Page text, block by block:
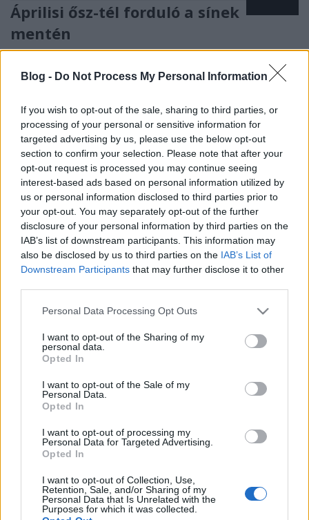
Blog - Do Not Process My Personal Information
If you wish to opt-out of the sale, sharing to third parties, or
processing of your personal or sensitive information for
targeted advertising by us, please use the below opt-out
section to confirm your selection. Please note that after your
opt-out request is processed you may continue seeing
interest-based ads based on personal information utilized by
us or personal information disclosed to third parties prior to
your opt-out. You may separately opt-out of the further
disclosure of your personal information by third parties on the
IAB’s list of downstream participants. This information may
also be disclosed by us to third parties on the IAB’s List of
Downstream Participants that may further disclose it to other
Please note that this website/app uses one or more Google
not limited to your visit or usage behaviour. You may click to
grant or deny consent to Google and its third-party tags to
use your data for below specified purposes in below Google
consent section.
Personal Data Processing Opt Outs
I want to opt-out of the Sharing of my
personal data.
Opted In
I want to opt-out of the Sale of my
Personal Data.
Opted In
I want to opt-out of processing my
Personal Data for Targeted Advertising.
Opted In
I want to opt-out of Collection, Use,
Retention, Sale, and/or Sharing of my
Personal Data that Is Unrelated with the
Purposes for which it was collected.
Áprilisi ősz-tél forduló a sínek
mentén
Hamster•2017. október 03. 0
már írtam - de annak a kirándulásnak az egyéb
aspektusai is hát... érdekesek voltak. Április második
felében viszonylag későn kel a nap, ezen a képen
viszont azért van sötét, mert nagyon korán készült:
hajnali 3-kor indultunk Pestről. A sötétség…
Vízkereszt hóval
(meg szóló 86-ossal, Fényvillamossal)
Hamster•2016. február 12.
Január elején két vagy három napra tél lett, még ha
nem is 1987-es jelleggel - naná, hogy ki kellett